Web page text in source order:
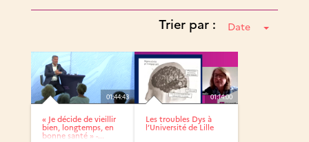
Trier par : Date
01:44:43
« Je décide de vieillir
bien, longtemps, en
bonne santé » -...
01:14:00
Les troubles Dys à
l’Université de Lille